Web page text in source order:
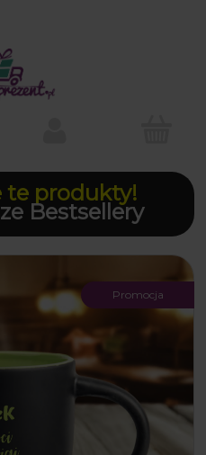
te produkty!
Bestsellery
Promocja